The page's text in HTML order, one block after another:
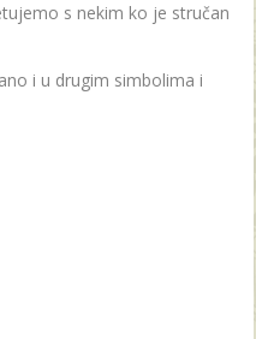
s nekim ko je stručan
i u drugim simbolima i